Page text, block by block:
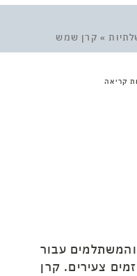
» קרן שמש
עבור
צעירים. קרן